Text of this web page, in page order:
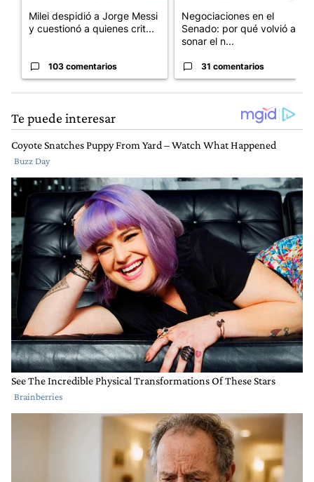
Milei despidió a Jorge Messi
y cuestionó a quienes crit...
103 comentarios
Negociaciones en el
Senado: por qué volvió a
sonar el n...
31 comentarios